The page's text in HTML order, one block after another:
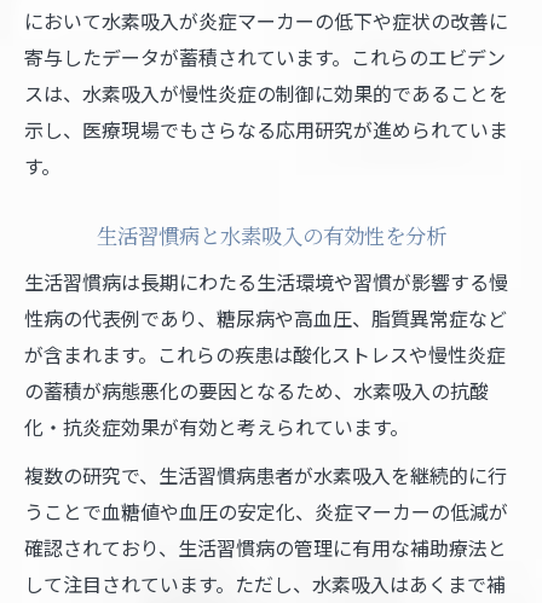
において水素吸入が炎症マーカーの低下や症状の改善に
寄与したデータが蓄積されています。これらのエビデン
スは、水素吸入が慢性炎症の制御に効果的であることを
示し、医療現場でもさらなる応用研究が進められていま
す。
生活習慣病と水素吸入の有効性を分析
生活習慣病は長期にわたる生活環境や習慣が影響する慢
性病の代表例であり、糖尿病や高血圧、脂質異常症など
が含まれます。これらの疾患は酸化ストレスや慢性炎症
の蓄積が病態悪化の要因となるため、水素吸入の抗酸
化・抗炎症効果が有効と考えられています。
複数の研究で、生活習慣病患者が水素吸入を継続的に行
うことで血糖値や血圧の安定化、炎症マーカーの低減が
確認されており、生活習慣病の管理に有用な補助療法と
して注目されています。ただし、水素吸入はあくまで補